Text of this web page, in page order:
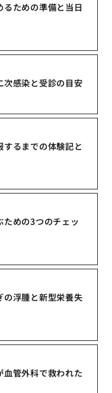
ための準備と当日
次感染と受診の目安
るまでの体験記と
ための3つのチェッ
の浮腫と新型栄養失
管外科で救われた